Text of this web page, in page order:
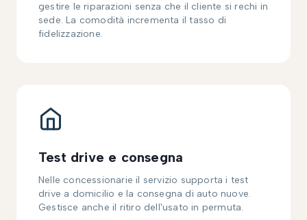
gestire le riparazioni senza che il cliente si rechi in
sede. La comodità incrementa il tasso di
fidelizzazione.
Test drive e consegna
Nelle concessionarie il servizio supporta i test
drive a domicilio e la consegna di auto nuove.
Gestisce anche il ritiro dell'usato in permuta.